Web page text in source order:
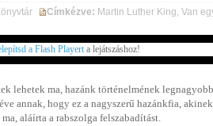
Címkézve: Martin Luther King, Van
a Flash Playert a lejátszáshoz!
lehetek ma, hazánk történelmének legnagyobb
annak, hogy ez a nagyszerű hazánkfia,
aláírta a rabszolga felszabadítást.